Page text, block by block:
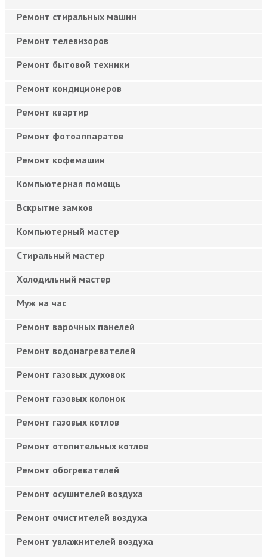
Ремонт стиральных машин
Ремонт телевизоров
Ремонт бытовой техники
Ремонт кондиционеров
Ремонт квартир
Ремонт фотоаппаратов
Ремонт кофемашин
Компьютерная помощь
Вскрытие замков
Компьютерный мастер
Cтиральный мастер
Холодильный мастер
Муж на час
Ремонт варочных панелей
Ремонт водонагревателей
Ремонт газовых духовок
Ремонт газовых колонок
Ремонт газовых котлов
Ремонт отопительных котлов
Ремонт обогревателей
Ремонт осушителей воздуха
Ремонт очистителей воздуха
Ремонт увлажнителей воздуха